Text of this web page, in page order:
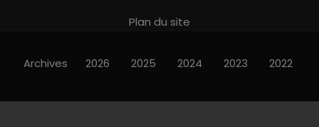
Plan du site
Archives 2026 2025 2024 2023 2022